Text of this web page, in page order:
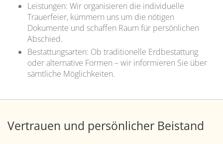
Leistungen: Wir organisieren die individuelle
Trauerfeier, kümmern uns um die nötigen
Dokumente und schaffen Raum für persönlichen
Abschied.
Bestattungsarten: Ob traditionelle Erdbestattung
oder alternative Formen – wir informieren Sie über
sämtliche Möglichkeiten.
Vertrauen und persönlicher Beistand